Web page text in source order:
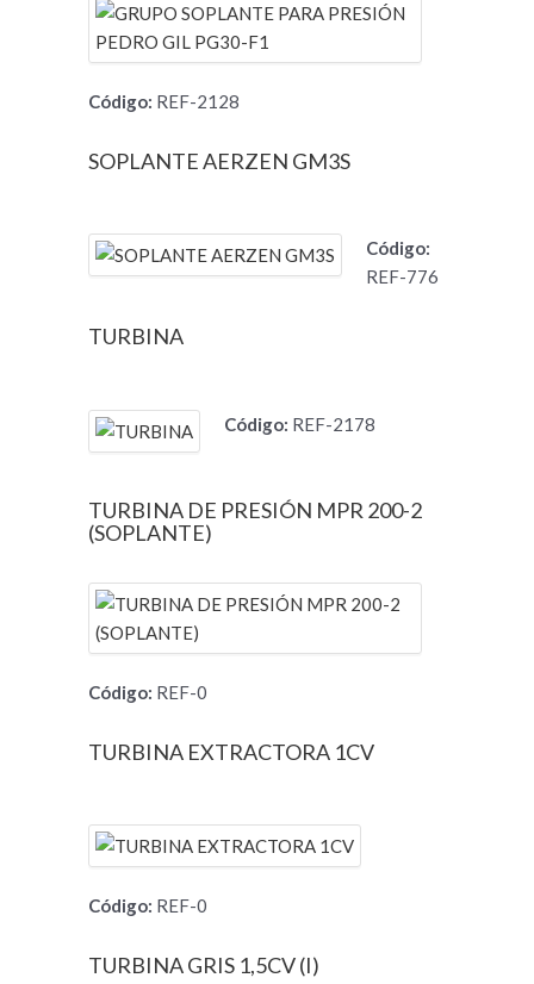
Código: REF-2128
SOPLANTE AERZEN GM3S
Código:
REF-776
TURBINA
Código: REF-2178
TURBINA DE PRESIÓN MPR 200-2
(SOPLANTE)
Código: REF-0
TURBINA EXTRACTORA 1CV
Código: REF-0
TURBINA GRIS 1,5CV (I)